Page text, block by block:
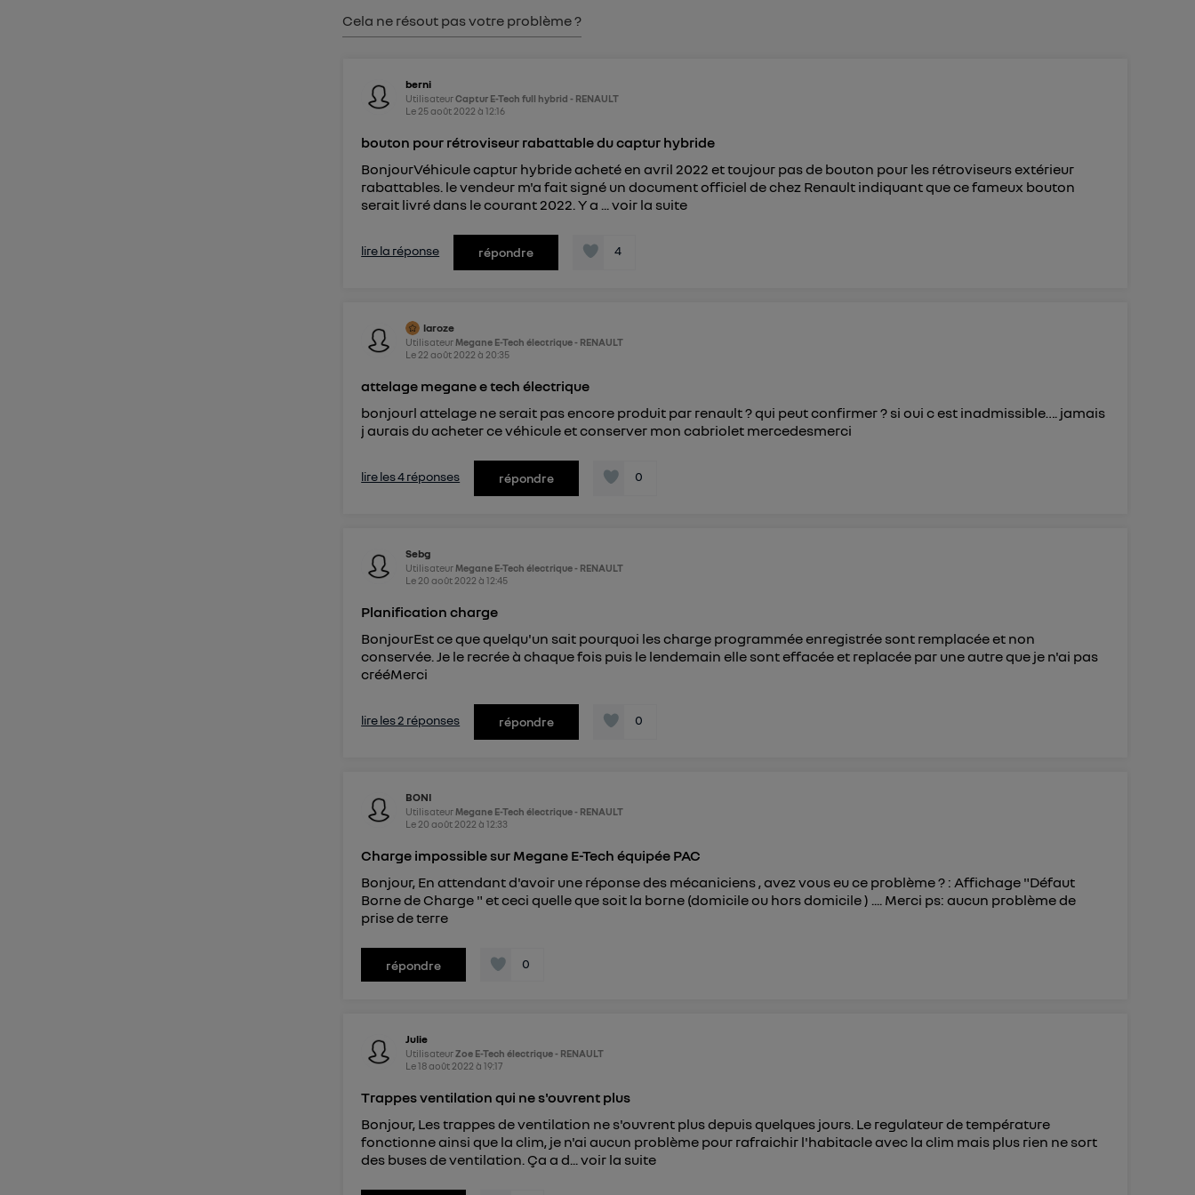
Cela ne résout pas votre problème ?
berni
UtilisateurCaptur E-Tech full hybrid - RENAULT
Le 25 août 2022 à12:16
bouton pour rétroviseur rabattable du captur hybride
BonjourVéhicule captur hybride acheté en avril 2022 et toujour pas de bouton pour les rétroviseurs extérieur
rabattables. le vendeur m'a fait signé un document officiel de chez Renault indiquant que ce fameux bouton
serait livré dans le courant 2022. Y a ...voir la suite
lire la réponse répondre 4
laroze
Utilisateur Megane E-Tech électrique - RENAULT
Le 22 août 2022 à 20:35
attelage megane e tech électrique
bonjourl attelage ne serait pas encore produit par renault ? qui peut confirmer ? si oui c est inadmissible…. jamais
j aurais du acheter ce véhicule et conserver mon cabriolet mercedesmerci
lire les 4 réponses répondre 0
Sebg
Utilisateur Megane E-Tech électrique - RENAULT
Le 20 août 2022 à12:45
Planification charge
BonjourEst ce que quelqu'un sait pourquoi les charge programmée enregistrée sont remplacée et non
conservée. Je le recrée à chaque fois puis le lendemain elle sont effacée et replacée par une autre que je n'ai pas
crééMerci
lire les 2 réponses répondre 0
BONI
Utilisateur Megane E-Tech électrique - RENAULT
Le 20 août 2022 à12:33
Charge impossible sur Megane E-Tech équipée PAC
Bonjour, En attendant d'avoir une réponse des mécaniciens , avez vous eu ce problème ? : Affichage "Défaut
Borne de Charge " et ceci quelle que soit la borne (domicile ou hors domicile ) .... Merci ps: aucun problème de
prise de terre
répondre 0
Julie
UtilisateurZoe E-Tech électrique - RENAULT
Le18 août 2022 à19:17
Trappes ventilation qui ne s'ouvrent plus
Bonjour, Les trappes de ventilation ne s'ouvrent plus depuis quelques jours. Le regulateur de température
fonctionne ainsi que la clim, je n'ai aucun problème pour rafraichir l'habitacle avec la clim mais plus rien ne sort
des buses de ventilation. Ça a d...voir la suite
") ou via la page « gérer Utiq » en bas de ce site. Pour plus